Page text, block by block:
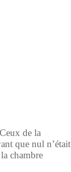
de la
que nul n’était
chambre